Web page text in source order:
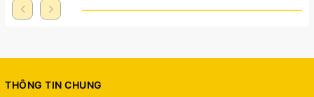
THÔNG TIN CHUNG